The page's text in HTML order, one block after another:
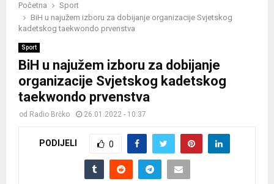
Početna
Sport
BiH u najužem izboru za dobijanje organizacije Svjetskog
kadetskog taekwondo prvenstva
Sport
BiH u najužem izboru za dobijanje
organizacije Svjetskog kadetskog
taekwondo prvenstva
od Radio Brčko 26.01.2022 - 10:37
PODIJELI 0